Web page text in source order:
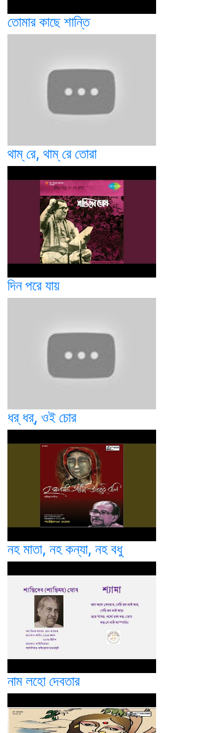
তোমার কাছে শান্তি
থাম্‌ রে, থাম্‌ রে তোরা
দিন পরে যায়
ধর্‌ ধর্‌, ওই চোর
নহ মাতা, নহ কন্যা, নহ বধু
নাম লহো দেবতার